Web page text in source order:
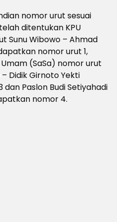
nomor urut sesuai
ditentukan KPU
Sunu Wibowo – Ahmad
nomor urut 1,
(SaSa) nomor urut
Didik Girnoto Yekti
Paslon Budi Setiyahadi
nomor 4.